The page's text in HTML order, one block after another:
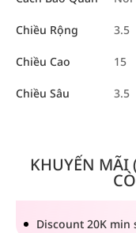
Chiều Rộng 3.5
Chiều Cao 15
Chiều Sâu 3.5
KHUYẾN MÃI
Discount 20K min